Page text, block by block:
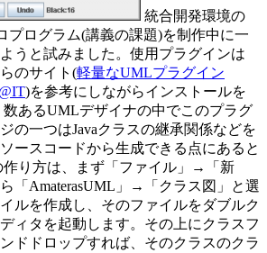
統合開発環境の
プログラム(講義の課題)を制作中に一
うと試みました。使用プラグインは
のサイト(軽量なUMLプラグイン
)を参考にしながらインストールを
あるUMLデザイナの中でこのプラグ
の一つはJavaクラスの継承関係などを
ースコードから生成できる点にあると
作り方は、まず「ファイル」→「新
「AmaterasUML」→「クラス図」と選
ルを作成し、そのファイルをダブルク
ィタを起動します。その上にクラスフ
ドドロップすれば、そのクラスのクラ